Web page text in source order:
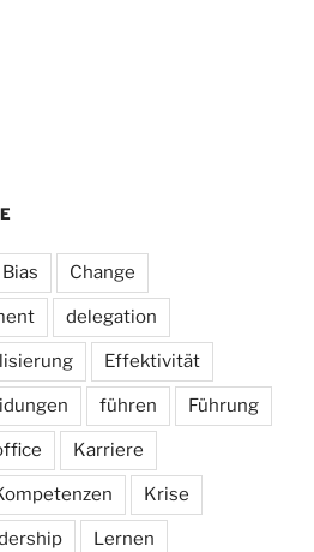
Bias Change
delegation
Effektivität
führen Führung
Karriere
Krise
Lernen